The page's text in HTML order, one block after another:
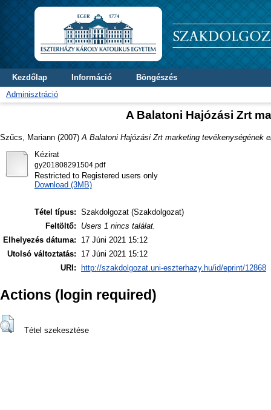
Kezdőlap Információ
Böngészés
Adminisztráció
A Balatoni Hajózási Zrt
Szűcs, Mariann (2007) A Balatoni Hajózási Zrt marketing tevékenységének
Kézirat
gy201808291504.pdf
Restricted to Registered users only
Download (3MB)
Tétel típus: Szakdolgozat (Szakdolgozat)
Feltöltő:
Users 1 nincs találat.
Elhelyezés dátuma:
17 Júni 2021 15:12
Utolsó változtatás:
17 Júni 2021 15:12
URI:
http://szakdolgozat.uni-eszterhazy.hu/id/eprint/12868
Actions (login required)
Tétel szekesztése